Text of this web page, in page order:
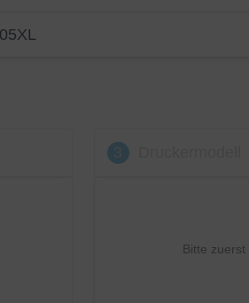
Bitte